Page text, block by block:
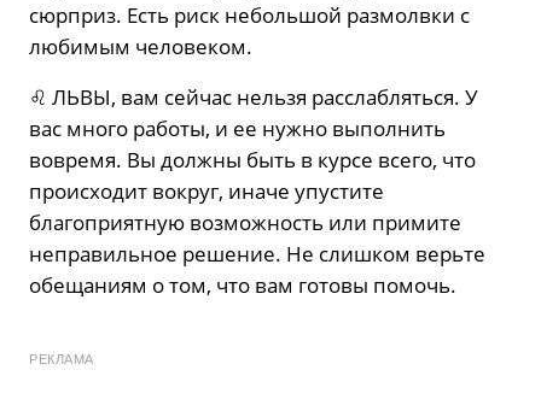
сюрприз. Есть риск небольшой размолвки с
любимым человеком.
♌️ ЛЬВЫ, вам сейчас нельзя расслабляться. У
вас много работы, и ее нужно выполнить
вовремя. Вы должны быть в курсе всего, что
происходит вокруг, иначе упустите
благоприятную возможность или примите
неправильное решение. Не слишком верьте
обещаниям о том, что вам готовы помочь.
РЕКЛАМА